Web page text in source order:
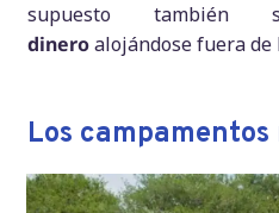
supuesto
dineroalojándose fuera de
Los